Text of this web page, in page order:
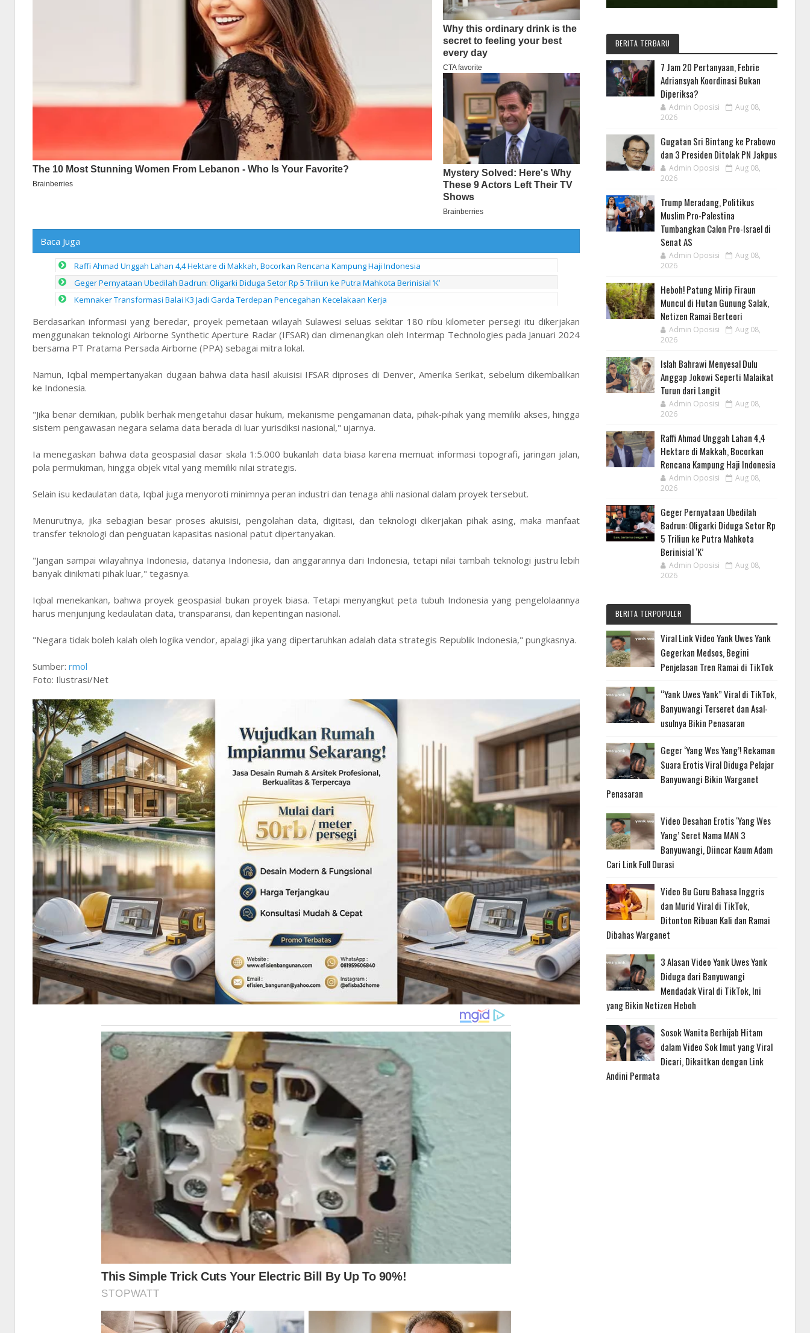
Baca Juga
Raffi Ahmad Unggah Lahan 4,4 Hektare di Makkah, Bocorkan Rencana Kampung Haji Indonesia
Geger Pernyataan Ubedilah Badrun: Oligarki Diduga Setor Rp 5 Triliun ke Putra Mahkota Berinisial ‘K’
Kemnaker Transformasi Balai K3 Jadi Garda Terdepan Pencegahan Kecelakaan Kerja
Berdasarkan informasi yang beredar, proyek pemetaan wilayah Sulawesi seluas sekitar 180 ribu kilometer persegi itu dikerjakan
menggunakan teknologi Airborne Synthetic Aperture Radar (IFSAR) dan dimenangkan oleh Intermap Technologies pada Januari 2024
bersama PT Pratama Persada Airborne (PPA) sebagai mitra lokal.
Namun, Iqbal mempertanyakan dugaan bahwa data hasil akuisisi IFSAR diproses di Denver, Amerika Serikat, sebelum dikembalikan
ke Indonesia.
"Jika benar demikian, publik berhak mengetahui dasar hukum, mekanisme pengamanan data, pihak-pihak yang memiliki akses, hingga
sistem pengawasan negara selama data berada di luar yurisdiksi nasional," ujarnya.
Ia menegaskan bahwa data geospasial dasar skala 1:5.000 bukanlah data biasa karena memuat informasi topografi, jaringan jalan,
pola permukiman, hingga objek vital yang memiliki nilai strategis.
Selain isu kedaulatan data, Iqbal juga menyoroti minimnya peran industri dan tenaga ahli nasional dalam proyek tersebut.
Menurutnya, jika sebagian besar proses akuisisi, pengolahan data, digitasi, dan teknologi dikerjakan pihak asing, maka manfaat
transfer teknologi dan penguatan kapasitas nasional patut dipertanyakan.
"Jangan sampai wilayahnya Indonesia, datanya Indonesia, dan anggarannya dari Indonesia, tetapi nilai tambah teknologi justru lebih
banyak dinikmati pihak luar," tegasnya.
Iqbal menekankan, bahwa proyek geospasial bukan proyek biasa. Tetapi menyangkut peta tubuh Indonesia yang pengelolaannya
harus menjunjung kedaulatan data, transparansi, dan kepentingan nasional.
"Negara tidak boleh kalah oleh logika vendor, apalagi jika yang dipertaruhkan adalah data strategis Republik Indonesia," pungkasnya.
Sumber: rmol
Foto: Ilustrasi/Net
BERITA TERBARU
7 Jam 20 Pertanyaan, Febrie
Adriansyah Koordinasi Bukan
Diperiksa?
Admin Oposisi
Aug 08,
2026
Gugatan Sri Bintang ke Prabowo
dan 3 Presiden Ditolak PN Jakpus
Admin Oposisi
Aug 08,
2026
Trump Meradang, Politikus
Muslim Pro-Palestina
Tumbangkan Calon Pro-Israel di
Senat AS
Admin Oposisi
Aug 08,
2026
Heboh! Patung Mirip Firaun
Muncul di Hutan Gunung Salak,
Netizen Ramai Berteori
Admin Oposisi
Aug 08,
2026
Islah Bahrawi Menyesal Dulu
Anggap Jokowi Seperti Malaikat
Turun dari Langit
Admin Oposisi
Aug 08,
2026
Raffi Ahmad Unggah Lahan 4,4
Hektare di Makkah, Bocorkan
Rencana Kampung Haji Indonesia
Admin Oposisi
Aug 08,
2026
Geger Pernyataan Ubedilah
Badrun: Oligarki Diduga Setor Rp
5 Triliun ke Putra Mahkota
Berinisial ‘K’
Admin Oposisi
Aug 08,
2026
BERITA TERPOPULER
Viral Link Video Yank Uwes Yank
Gegerkan Medsos, Begini
Penjelasan Tren Ramai di TikTok
“Yank Uwes Yank” Viral di TikTok,
Banyuwangi Terseret dan Asal-
usulnya Bikin Penasaran
Geger ‘Yang Wes Yang’! Rekaman
Suara Erotis Viral Diduga Pelajar
Banyuwangi Bikin Warganet
Penasaran
Video Desahan Erotis ‘Yang Wes
Yang’ Seret Nama MAN 3
Banyuwangi, Diincar Kaum Adam
Cari Link Full Durasi
Video Bu Guru Bahasa Inggris
dan Murid Viral di TikTok,
Ditonton Ribuan Kali dan Ramai
Dibahas Warganet
3 Alasan Video Yank Uwes Yank
Diduga dari Banyuwangi
Mendadak Viral di TikTok, Ini
yang Bikin Netizen Heboh
Sosok Wanita Berhijab Hitam
dalam Video Sok Imut yang Viral
Dicari, Dikaitkan dengan Link
Andini Permata